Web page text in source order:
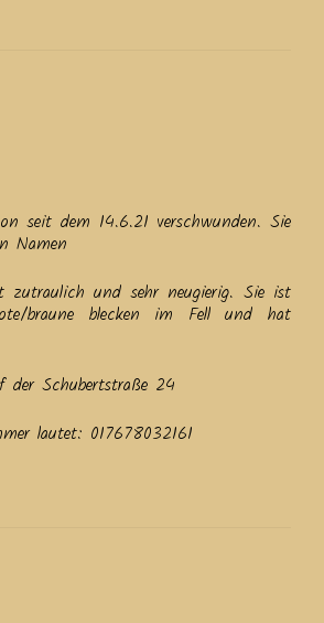
seit dem 14.6.21 verschwunden. Sie
Namen
zutraulich und sehr neugierig. Sie ist
braune blecken im Fell und hat
der Schubertstraße 24
lautet: 017678032161